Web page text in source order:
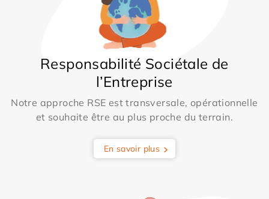
Responsabilité Sociétale de
l’Entreprise
Notre approche RSE est transversale, opérationnelle
et souhaite être au plus proche du terrain.
En savoir plus